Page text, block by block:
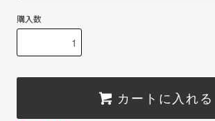
購入数
カートに入れる